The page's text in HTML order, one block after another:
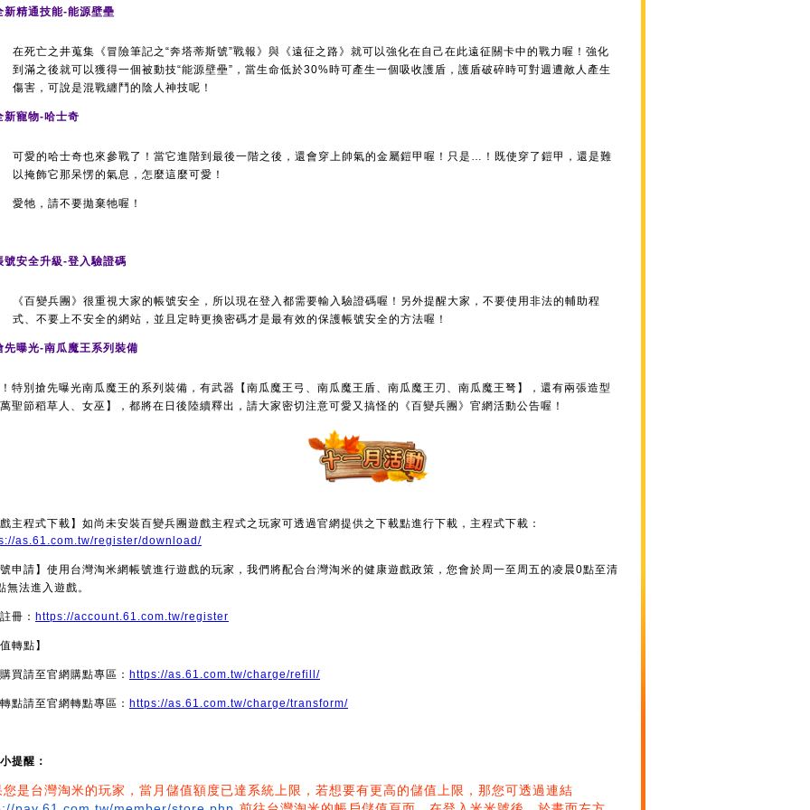
新精通技能-能源壁壘
在死亡之井蒐集《冒險筆記之“奔塔蒂斯號”戰報》與《遠征之路》就可以強化在自己在此遠征關卡中的戰力喔！強化
到滿之後就可以獲得一個被動技“能源壁壘”，當生命低於30%時可產生一個吸收護盾，護盾破碎時可對週遭敵人產生
傷害，可說是混戰纏鬥的陰人神技呢！
新寵物-哈士奇
可愛的哈士奇也來參戰了！當它進階到最後一階之後，還會穿上帥氣的金屬鎧甲喔！只是…！既使穿了鎧甲，還是難
以掩飾它那呆愣的氣息，怎麼這麼可愛！
愛牠，請不要拋棄牠喔！
號安全升級-登入驗證碼
《百變兵團》很重視大家的帳號安全，所以現在登入都需要輸入驗證碼喔！另外提醒大家，不要使用非法的輔助程
式、不要上不安全的網站，並且定時更換密碼才是最有效的保護帳號安全的方法喔！
先曝光-南瓜魔王系列裝備
特別搶先曝光南瓜魔王的系列裝備，有武器【南瓜魔王弓、南瓜魔王盾、南瓜魔王刃、南瓜魔王弩】，還有兩張造型
聖節稻草人、女巫】，都將在日後陸續釋出，請大家密切注意可愛又搞怪的《百變兵團》官網活動公告喔！
主程式下載】如尚未安裝百變兵團遊戲主程式之玩家可透過官網提供之下載點進行下載，主程式下載：
as.61.com.tw/register/download/
申請】使用台灣淘米網帳號進行遊戲的玩家，我們將配合台灣淘米的健康遊戲政策，您會於周一至周五的凌晨0點至清
無法進入遊戲。
冊： https://account.61.com.tw/register
轉點】
買請至官網購點專區： https://as.61.com.tw/charge/refill/
點請至官網轉點專區： https://as.61.com.tw/charge/transform/
提醒：
您是台灣淘米的玩家，當月儲值額度已達系統上限，若想要有更高的儲值上限，那您可透過連結